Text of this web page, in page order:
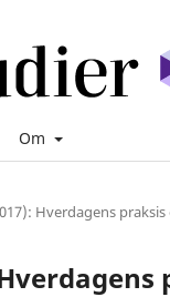
Om
Hverdagens